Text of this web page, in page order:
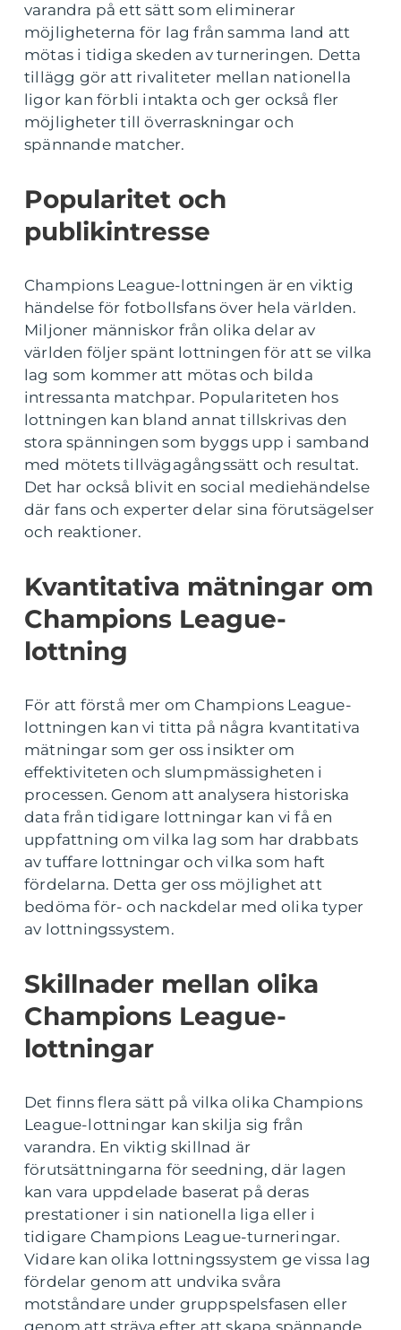
varandra på ett sätt som eliminerar
möjligheterna för lag från samma land att
mötas i tidiga skeden av turneringen. Detta
tillägg gör att rivaliteter mellan nationella
ligor kan förbli intakta och ger också fler
möjligheter till överraskningar och
spännande matcher.
Popularitet och
publikintresse
Champions League-lottningen är en viktig
händelse för fotbollsfans över hela världen.
Miljoner människor från olika delar av
världen följer spänt lottningen för att se vilka
lag som kommer att mötas och bilda
intressanta matchpar. Populariteten hos
lottningen kan bland annat tillskrivas den
stora spänningen som byggs upp i samband
med mötets tillvägagångssätt och resultat.
Det har också blivit en social mediehändelse
där fans och experter delar sina förutsägelser
och reaktioner.
Kvantitativa mätningar om
Champions League-
lottning
För att förstå mer om Champions League-
lottningen kan vi titta på några kvantitativa
mätningar som ger oss insikter om
effektiviteten och slumpmässigheten i
processen. Genom att analysera historiska
data från tidigare lottningar kan vi få en
uppfattning om vilka lag som har drabbats
av tuffare lottningar och vilka som haft
fördelarna. Detta ger oss möjlighet att
bedöma för- och nackdelar med olika typer
av lottningssystem.
Skillnader mellan olika
Champions League-
lottningar
Det finns flera sätt på vilka olika Champions
League-lottningar kan skilja sig från
varandra. En viktig skillnad är
förutsättningarna för seedning, där lagen
kan vara uppdelade baserat på deras
prestationer i sin nationella liga eller i
tidigare Champions League-turneringar.
Vidare kan olika lottningssystem ge vissa lag
fördelar genom att undvika svåra
motståndare under gruppspelsfasen eller
genom att sträva efter att skapa spännande